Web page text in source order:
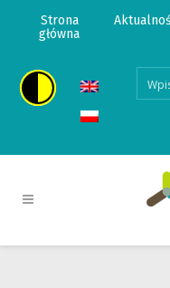
Strona
główna